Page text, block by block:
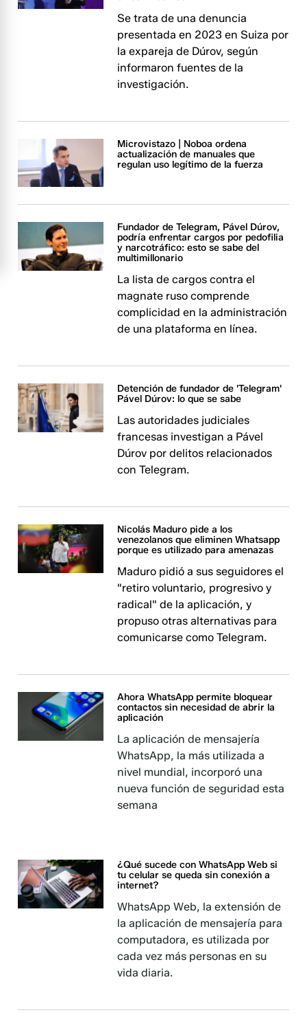
Se trata de una denuncia
presentada en 2023 en Suiza por
la expareja de Dúrov, según
informaron fuentes de la
investigación.
Microvistazo | Noboa ordena
actualización de manuales que
regulan uso legítimo de la fuerza
Fundador de Telegram, Pável Dúrov,
podría enfrentar cargos por pedofilia
y narcotráfico: esto se sabe del
multimillonario
La lista de cargos contra el
magnate ruso comprende
complicidad en la administración
de una plataforma en línea.
Detención de fundador de 'Telegram'
Pável Dúrov: lo que se sabe
Las autoridades judiciales
francesas investigan a Pável
Dúrov por delitos relacionados
con Telegram.
Nicolás Maduro pide a los
venezolanos que eliminen Whatsapp
porque es utilizado para amenazas
Maduro pidió a sus seguidores el
"retiro voluntario, progresivo y
radical" de la aplicación, y
propuso otras alternativas para
comunicarse como Telegram.
Ahora WhatsApp permite bloquear
contactos sin necesidad de abrir la
aplicación
La aplicación de mensajería
WhatsApp, la más utilizada a
nivel mundial, incorporó una
nueva función de seguridad esta
semana
¿Qué sucede con WhatsApp Web si
tu celular se queda sin conexión a
internet?
WhatsApp Web, la extensión de
la aplicación de mensajería para
computadora, es utilizada por
cada vez más personas en su
vida diaria.